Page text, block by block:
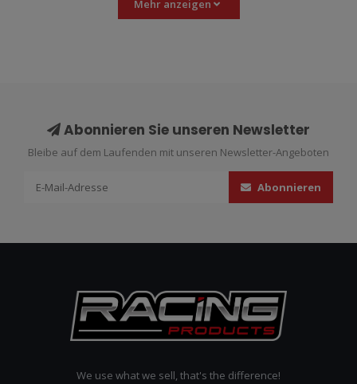
Mehr anzeigen
Abonnieren Sie unseren Newsletter
Bleibe auf dem Laufenden mit unseren Newsletter-Angeboten
Abonnieren
We use what we sell, that's the difference!